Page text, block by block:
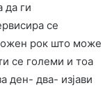
да ги
се
рок што може
се големи и тоа
ден- два- изјави